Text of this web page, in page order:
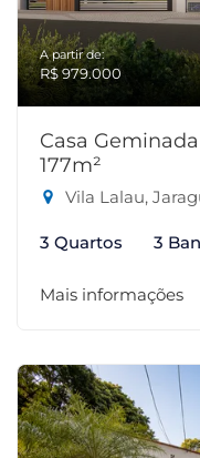
A partir de:
R$ 979.000
Casa
177m²
Vila Lalau,
3 Quartos 3
Mais informações